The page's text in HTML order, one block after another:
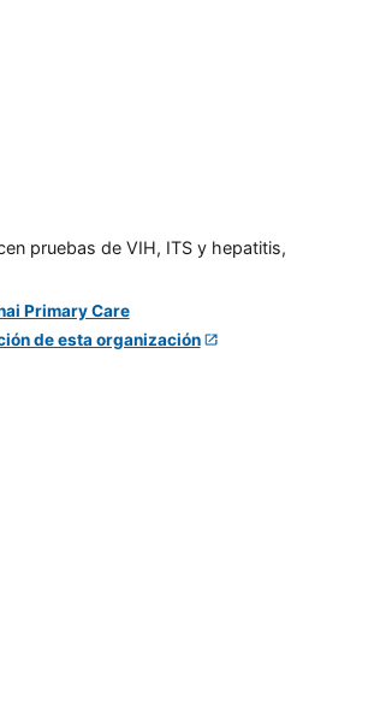
pruebas de VIH, ITS y hepatitis,
de esta organización